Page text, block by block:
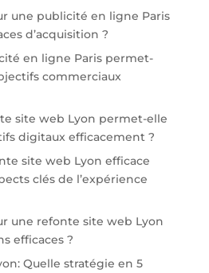
une publicité en ligne Paris
d’acquisition ?
en ligne Paris permet-
commerciaux
site web Lyon permet-elle
digitaux efficacement ?
site web Lyon efficace
clés de l’expérience
une refonte site web Lyon
efficaces ?
Quelle stratégie en 5